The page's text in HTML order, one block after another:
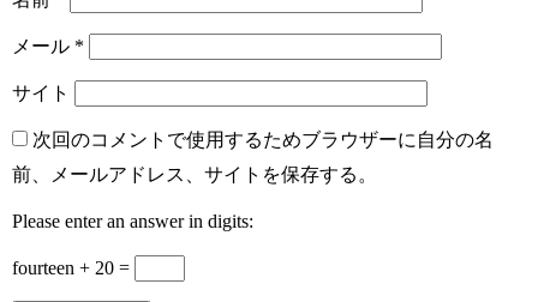
メール *
サイト
次回のコメントで使用するためブラウザーに自分の名
前、メールアドレス、サイトを保存する。
Please enter an answer in digits:
fourteen + 20 =